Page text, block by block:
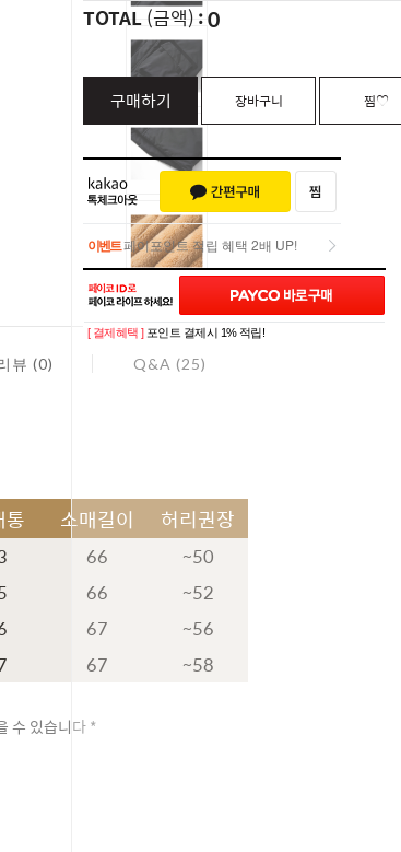
TOTAL(금액) 0
구매하기 장바구니 찜♡
이벤트페이포인트 적립 혜택 2배 UP!
이벤트페이포인트 적립 혜택 2배 UP!
[ 결제혜택 ] 포인트 결제시 1% 적립!
뷰 (0) Q&A (25)
통 소매길이 허리권장
66 ~50
66 ~52
67 ~56
67 ~58
수 있습니다 *